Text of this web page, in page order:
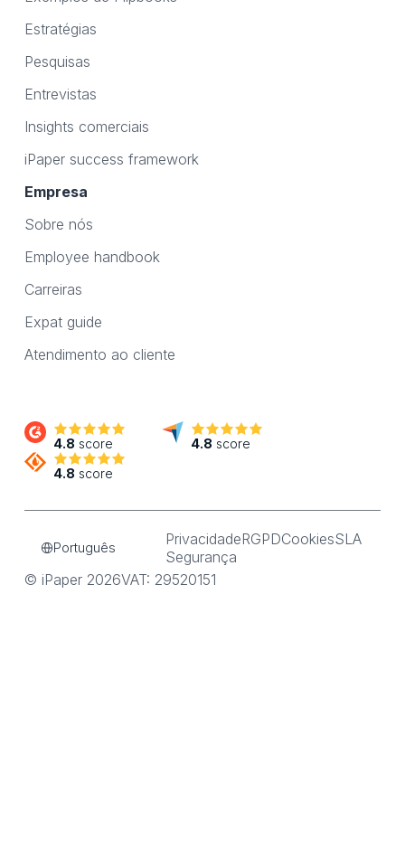
Estratégias
Pesquisas
Entrevistas
Insights comerciais
iPaper success framework
Empresa
Sobre nós
Employee handbook
Carreiras
Expat guide
Atendimento ao cliente
4.8 score 4.8 score
4.8 score
Português PrivacidadeRGPDCookiesSLA
Segurança
© iPaper 2026VAT: 29520151